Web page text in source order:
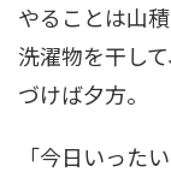
やることは山
洗濯物を干し
づけば夕方。
「今日いった